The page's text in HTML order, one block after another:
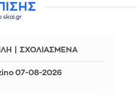
skai.gr
ΣΧΟΛΙΑΣΜΕΝΑ
07-08-2026